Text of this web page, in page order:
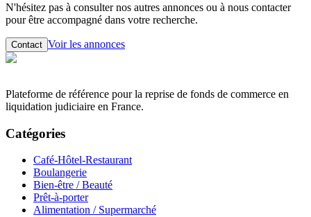
N'hésitez pas à consulter nos autres annonces ou à nous contacter
pour être accompagné dans votre recherche.
Contact Voir les annonces
Plateforme de référence pour la reprise de fonds de commerce en
liquidation judiciaire en France.
Catégories
Café-Hôtel-Restaurant
Boulangerie
Bien-être / Beauté
Prêt-à-porter
Alimentation / Supermarché